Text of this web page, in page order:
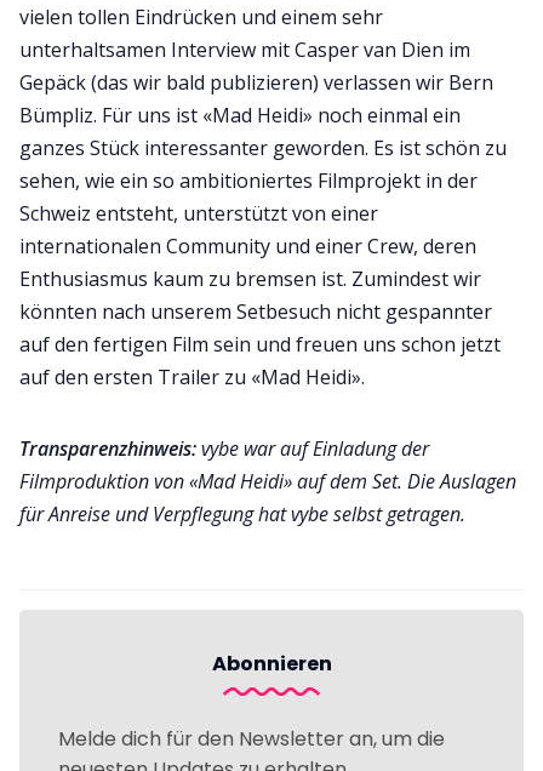
vielen tollen Eindrücken und einem sehr
unterhaltsamen Interview mit Casper van Dien im
Gepäck (das wir bald publizieren) verlassen wir Bern
Bümpliz. Für uns ist «Mad Heidi» noch einmal ein
ganzes Stück interessanter geworden. Es ist schön zu
sehen, wie ein so ambitioniertes Filmprojekt in der
Schweiz entsteht, unterstützt von einer
internationalen Community und einer Crew, deren
Enthusiasmus kaum zu bremsen ist. Zumindest wir
könnten nach unserem Setbesuch nicht gespannter
auf den fertigen Film sein und freuen uns schon jetzt
auf den ersten Trailer zu «Mad Heidi».
Transparenzhinweis:vybe war auf Einladung der
Filmproduktion von «Mad Heidi» auf dem Set. Die Auslagen
für Anreise und Verpflegung hat vybe selbst getragen.
Abonnieren
Melde dich für den Newsletter an, um die